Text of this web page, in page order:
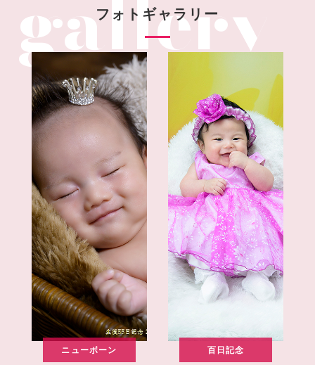
フォトギャラリー
ニューボーン 百日記念